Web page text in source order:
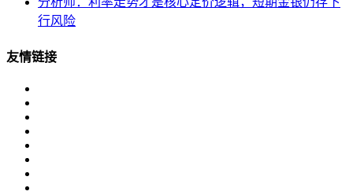
行风险
友情链接